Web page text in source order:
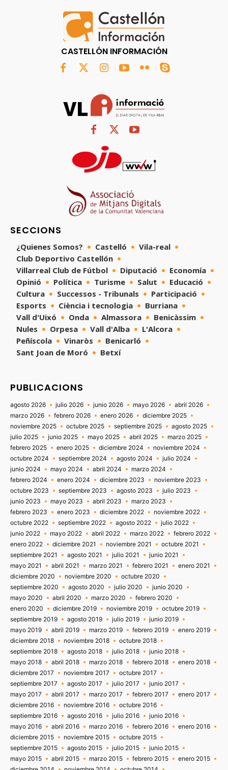
CASTELLÓN INFORMACIÓN
SECCIONS
¿Quienes Somos? Castelló
Vila-real
Club Deportivo Castellón
Villarreal Club de Fútbol
Diputació
Economía
Opinió
Política Turisme Salut
Educació
Cultura
Successos - Tribunals
Participació
Esports
Ciència i tecnologia
Burriana
Vall d'Uixó
Onda Almassora
Benicàssim
Nules
Orpesa Vall d'Alba
L'Alcora
Peñíscola
Vinaròs
Benicarló
Sant Joan de Moró
Betxí
PUBLICACIONS
agosto 2026 julio 2026 junio 2026 mayo 2026
abril 2026
marzo 2026
febrero 2026 enero 2026
diciembre 2025
noviembre 2025
octubre 2025 septiembre 2025
agosto 2025
julio 2025
junio 2025 mayo 2025 abril 2025
marzo 2025
febrero 2025
enero 2025 diciembre 2024
noviembre 2024
octubre 2024
septiembre 2024 agosto 2024
julio 2024
junio 2024
mayo 2024 abril 2024
marzo 2024
febrero 2024
enero 2024 diciembre 2023
noviembre 2023
octubre 2023
septiembre 2023 agosto 2023
julio 2023
junio 2023
mayo 2023 abril 2023
marzo 2023
febrero 2023
enero 2023 diciembre 2022
noviembre 2022
octubre 2022
septiembre 2022 agosto 2022
julio 2022
junio 2022
mayo 2022 abril 2022 marzo 2022
febrero 2022
enero 2022
diciembre 2021 noviembre 2021
octubre 2021
septiembre 2021
agosto 2021 julio 2021
junio 2021
mayo 2021
abril 2021 marzo 2021 febrero 2021
enero 2021
diciembre 2020
noviembre 2020
octubre 2020
septiembre 2020
agosto 2020 julio 2020
junio 2020
mayo 2020
abril 2020 marzo 2020
febrero 2020
enero 2020
diciembre 2019 noviembre 2019
octubre 2019
septiembre 2019
agosto 2019 julio 2019
junio 2019
mayo 2019
abril 2019 marzo 2019 febrero 2019
enero 2019
diciembre 2018
noviembre 2018
octubre 2018
septiembre 2018
agosto 2018 julio 2018
junio 2018
mayo 2018
abril 2018 marzo 2018 febrero 2018
enero 2018
diciembre 2017
noviembre 2017
octubre 2017
septiembre 2017
agosto 2017 julio 2017
junio 2017
mayo 2017
abril 2017 marzo 2017 febrero 2017
enero 2017
diciembre 2016
noviembre 2016
octubre 2016
septiembre 2016
agosto 2016 julio 2016
junio 2016
mayo 2016
abril 2016 marzo 2016 febrero 2016
enero 2016
diciembre 2015
noviembre 2015
octubre 2015
septiembre 2015
agosto 2015 julio 2015
junio 2015
mayo 2015
abril 2015 marzo 2015 febrero 2015
enero 2015